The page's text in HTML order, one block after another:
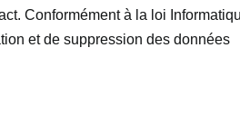
Conformément à la loi
et de suppression des données